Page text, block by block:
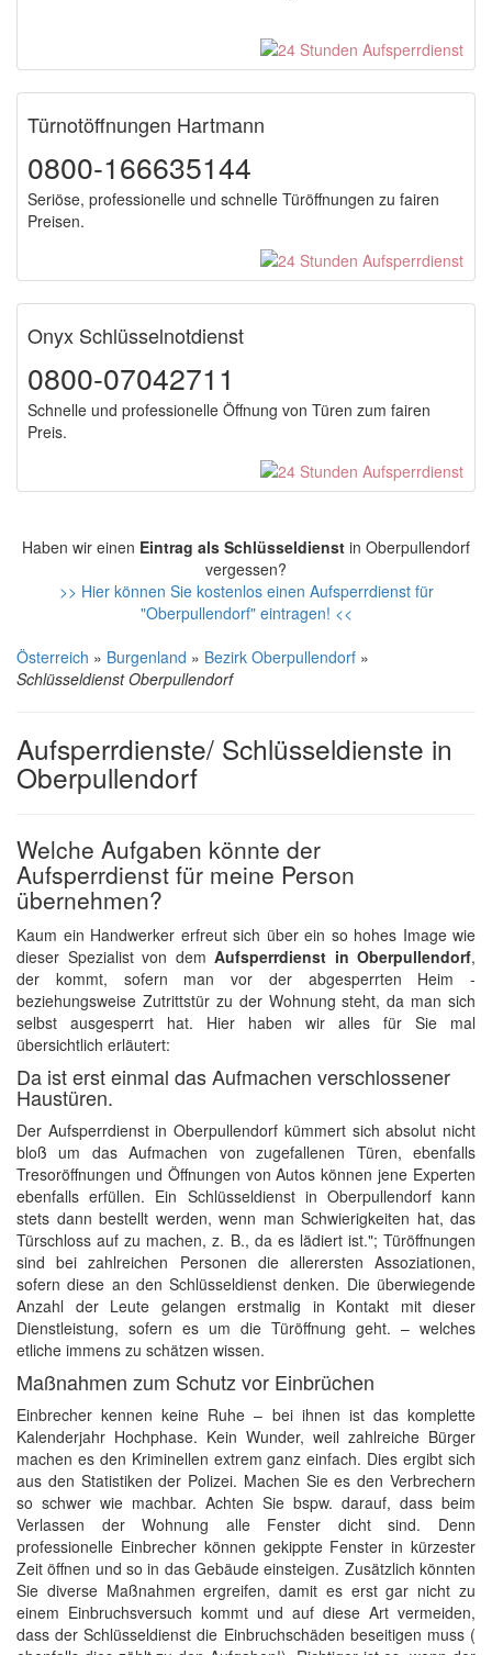
Türnotöffnungen Hartmann
0800-166635144
Seriöse, professionelle und schnelle Türöffnungen zu fairen
Preisen.
Onyx Schlüsselnotdienst
0800-07042711
Schnelle und professionelle Öffnung von Türen zum fairen
Preis.
Haben wir einen Eintrag als Schlüsseldienst in Oberpullendorf
vergessen?
>> Hier können Sie kostenlos einen Aufsperrdienst für
"Oberpullendorf" eintragen! <<
Österreich » Burgenland » Bezirk Oberpullendorf »
Schlüsseldienst Oberpullendorf
Aufsperrdienste/ Schlüsseldienste in
Oberpullendorf
Welche Aufgaben könnte der
Aufsperrdienst für meine Person
übernehmen?
Kaum ein Handwerker erfreut sich über ein so hohes Image wie
dieser Spezialist von dem Aufsperrdienst in Oberpullendorf,
der kommt, sofern man vor der abgesperrten Heim -
beziehungsweise Zutrittstür zu der Wohnung steht, da man sich
selbst ausgesperrt hat. Hier haben wir alles für Sie mal
übersichtlich erläutert:
Da ist erst einmal das Aufmachen verschlossener
Haustüren.
Der Aufsperrdienst in Oberpullendorf kümmert sich absolut nicht
bloß um das Aufmachen von zugefallenen Türen, ebenfalls
Tresoröffnungen und Öffnungen von Autos können jene Experten
ebenfalls erfüllen. Ein Schlüsseldienst in Oberpullendorf kann
stets dann bestellt werden, wenn man Schwierigkeiten hat, das
Türschloss auf zu machen, z. B., da es lädiert ist."; Türöffnungen
sind bei zahlreichen Personen die allerersten Assoziationen,
sofern diese an den Schlüsseldienst denken. Die überwiegende
Anzahl der Leute gelangen erstmalig in Kontakt mit dieser
Dienstleistung, sofern es um die Türöffnung geht. – welches
etliche immens zu schätzen wissen.
Maßnahmen zum Schutz vor Einbrüchen
Einbrecher kennen keine Ruhe – bei ihnen ist das komplette
Kalenderjahr Hochphase. Kein Wunder, weil zahlreiche Bürger
machen es den Kriminellen extrem ganz einfach. Dies ergibt sich
aus den Statistiken der Polizei. Machen Sie es den Verbrechern
so schwer wie machbar. Achten Sie bspw. darauf, dass beim
Verlassen der Wohnung alle Fenster dicht sind. Denn
professionelle Einbrecher können gekippte Fenster in kürzester
Zeit öffnen und so in das Gebäude einsteigen. Zusätzlich könnten
Sie diverse Maßnahmen ergreifen, damit es erst gar nicht zu
einem Einbruchsversuch kommt und auf diese Art vermeiden,
dass der Schlüsseldienst die Einbruchschäden beseitigen muss (